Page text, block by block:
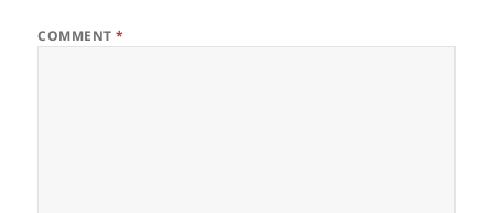
COMMENT*